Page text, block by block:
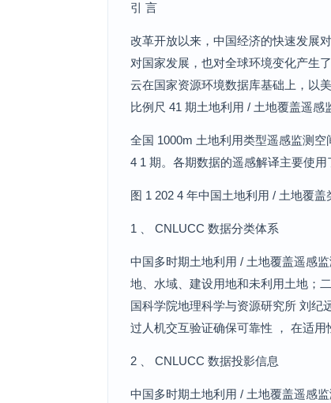
引 言
改革开放以来，中国经济的快速发展
对国家发展，也对全球环境变化产生
云在国家资源环境数据库基础上，以
比例尺 41 期土地利用 / 土地覆盖遥
全国 1000m 土地利用类型遥感监测
4 1 期。各期数据的遥感解译主要使
图 1 202 4 年中国土地利用 / 土地覆盖
1 、 CNLUCC 数据分类体系
中国多时期土地利用 / 土地覆盖遥感
地、水域、建设用地和未利用土地；
国科学院地理科学与资源研究所 刘纪
过人机交互验证确保可靠性 ， 在适用
2 、 CNLUCC 数据投影信息
中国多时期土地利用 / 土地覆盖遥感